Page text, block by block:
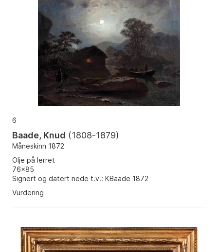
6
Baade, Knud (1808-1879)
Måneskinn 1872
Olje på lerret
76x85
Signert og datert nede t.v.: KBaade 1872
Vurdering